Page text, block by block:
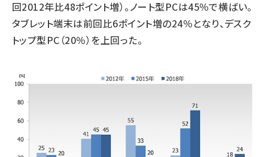
回2012年比48ポイント増）。ノート型PCは45％で横ばい。
タブレット端末は前回比6ポイント増の24％となり、デスク
トップ型PC（20％）を上回った。